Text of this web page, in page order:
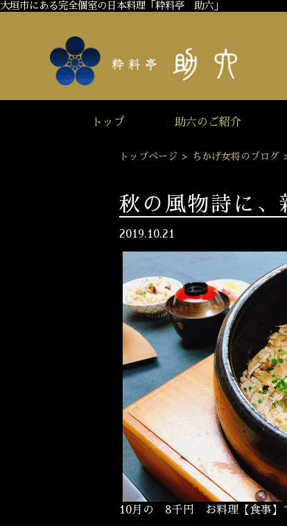
大垣市にある完全個室の日本料理「粋料亭 助六」
トップ 助六のご紹介
トップページ > ちかげ女将のブログ
秋の風物詩に、
2019.10.21
10月の 8千円 お料理【食事】